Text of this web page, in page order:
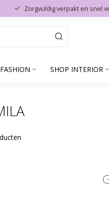
Zorgvuldig verpakt en snel
SHOP INTERIOR